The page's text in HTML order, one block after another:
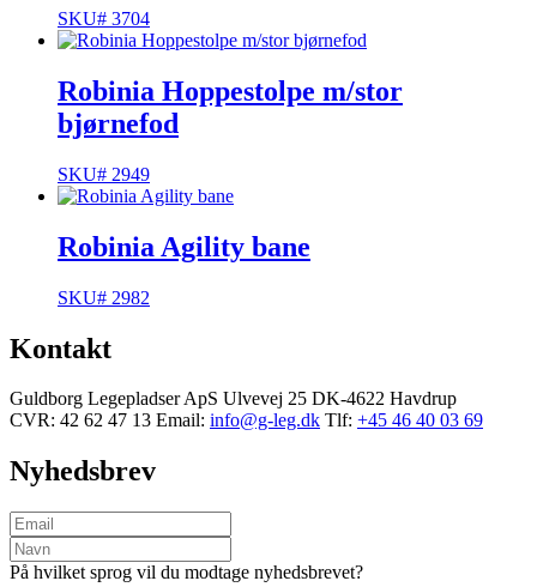
SKU# 3704
Robinia Hoppestolpe m/stor
bjørnefod
SKU# 2949
Robinia Agility bane
SKU# 2982
Kontakt
Guldborg Legepladser ApS Ulvevej 25 DK-4622 Havdrup
CVR: 42 62 47 13 Email: info@g-leg.dk Tlf: +45 46 40 03 69
Nyhedsbrev
På hvilket sprog vil du modtage nyhedsbrevet?